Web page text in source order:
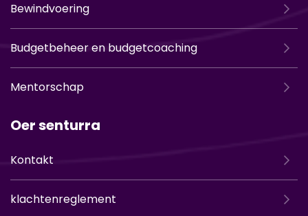
Bewindvoering
Budgetbeheer en budgetcoaching
Mentorschap
Oer senturra
Kontakt
klachtenreglement